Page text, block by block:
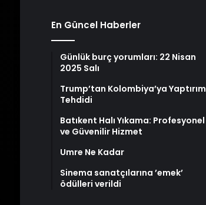
En Güncel Haberler
Günlük burç yorumları: 22 Nisan
2025 Salı
Trump’tan Kolombiya’ya Yaptırım
Tehdidi
Batıkent Halı Yıkama: Profesyonel
ve Güvenilir Hizmet
Umre Ne Kadar
Sinema sanatçılarına ’emek’
ödülleri verildi